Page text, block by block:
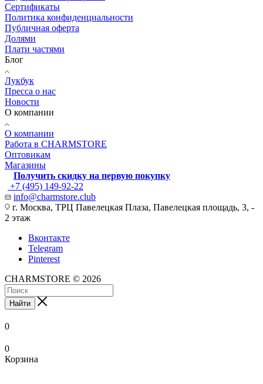
Сертификаты
Политика конфиденциальности
Публичная оферта
Долями
Плати частями
Блог
Лукбук
Пресса о нас
Новости
О компании
О компании
Работа в CHARMSTORE
Оптовикам
Магазины
Получить скидку на первую покупку
+7 (495) 149-92-22
info@charmstore.club
г. Москва, ТРЦ Павелецкая Плаза, Павелецкая площадь, 3, -
2 этаж
Вконтакте
Telegram
Pinterest
CHARMSTORE © 2026
Найти
0
0
Корзина